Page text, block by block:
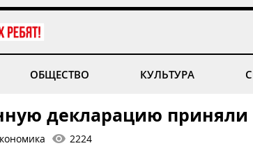
ОБЩЕСТВО КУЛЬТУРА
декларацию приняли
2224